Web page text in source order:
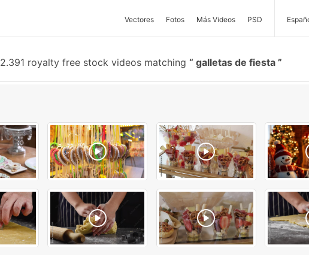
Vectores Fotos Más Videos PSD
2.391 royalty free stock videos matching galletas de fiesta